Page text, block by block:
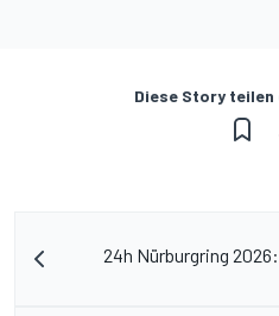
Diese Story
24h Nürburgring